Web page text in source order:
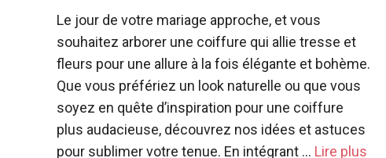
Le jour de votre mariage approche, et vous
souhaitez arborer une coiffure qui allie tresse et
fleurs pour une allure à la fois élégante et bohème.
Que vous préfériez un look naturelle ou que vous
soyez en quête d’inspiration pour une coiffure
plus audacieuse, découvrez nos idées et astuces
pour sublimer votre tenue. En intégrant … Lire plus